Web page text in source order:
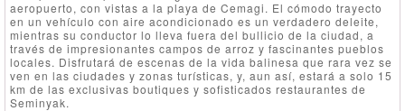
aeropuerto, con vistas a la playa de Cemagi. El cómodo trayecto
en un vehículo con aire acondicionado es un verdadero deleite,
mientras su conductor lo lleva fuera del bullicio de la ciudad, a
través de impresionantes campos de arroz y fascinantes pueblos
locales. Disfrutará de escenas de la vida balinesa que rara vez se
ven en las ciudades y zonas turísticas, y, aun así, estará a solo 15
km de las exclusivas boutiques y sofisticados restaurantes de
Seminyak.